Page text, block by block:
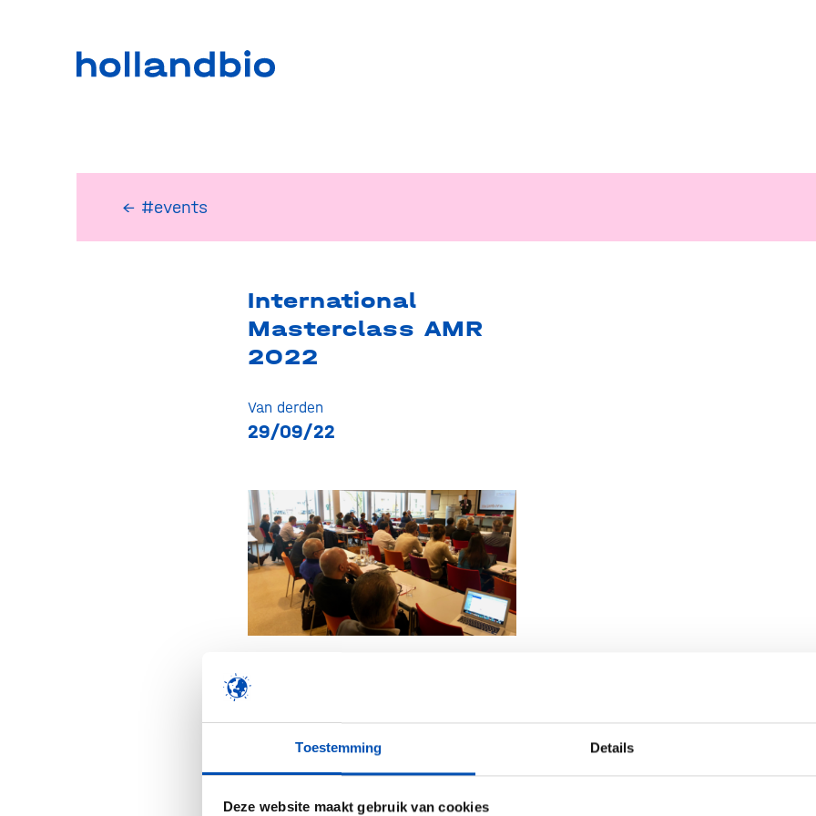
Toestemming Details
Deze website maakt gebruik van cookies
← #events
International
Masterclass AMR
2022
Van derden
29/09/22
The International Masterclass AMR is
of Antimicrobial Resistance (AMR) in a
complete and up-to-date overview of